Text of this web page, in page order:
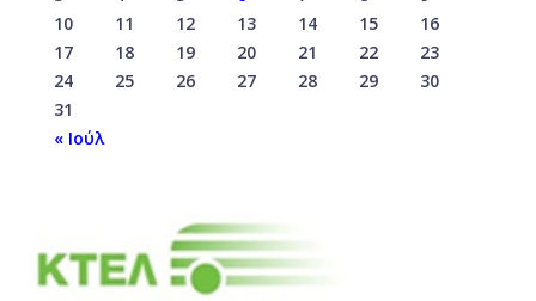
10
11 12 13 14 15
16
17
18 19 20 21 22
23
24
25 26 27 28 29
30
31
« Ιούλ